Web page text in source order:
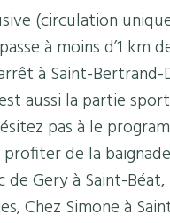
(circulation
à moins d’1 km
à Saint-Bertrand-
aussi la partie
pas à le
de la baignade
Gery à Saint-Béat,
Chez Simone à